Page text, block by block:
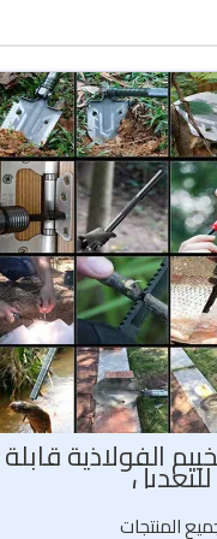
الفولاذية قابلةللتعديل
المنتجات